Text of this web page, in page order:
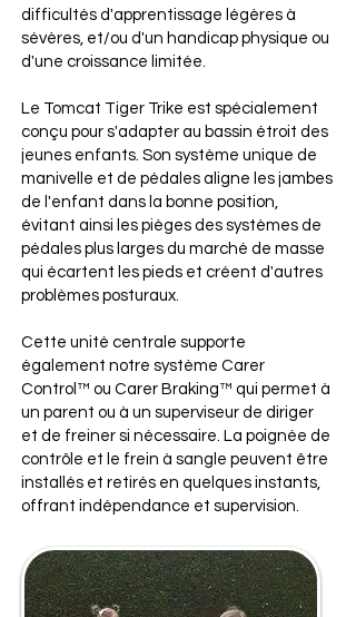
difficultés d'apprentissage légères à
sévères, et/ou d'un handicap physique ou
d'une croissance limitée.
Le Tomcat Tiger Trike est spécialement
conçu pour s'adapter au bassin étroit des
jeunes enfants. Son système unique de
manivelle et de pédales aligne les jambes
de l'enfant dans la bonne position,
évitant ainsi les pièges des systèmes de
pédales plus larges du marché de masse
qui écartent les pieds et créent d'autres
problèmes posturaux.
Cette unité centrale supporte
également notre système Carer
Control™ ou Carer Braking™ qui permet à
un parent ou à un superviseur de diriger
et de freiner si nécessaire. La poignée de
contrôle et le frein à sangle peuvent être
installés et retirés en quelques instants,
offrant indépendance et supervision.